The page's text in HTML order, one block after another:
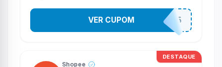
PR3S3NT35
VER CUPOM
DESTAQUE
Shopee